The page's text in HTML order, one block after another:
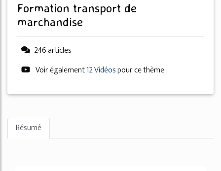
formation transport de
marchandise
246 articles
Voir également12 Vidéospour ce thème
Résumé